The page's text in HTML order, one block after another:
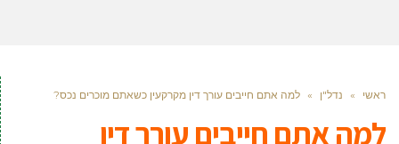
ראשי » נדל"ן » למה אתם חייבים עורך דין מקרקעין כשאתם מוכרים נכס?
למה אתם חייבים עורך דין